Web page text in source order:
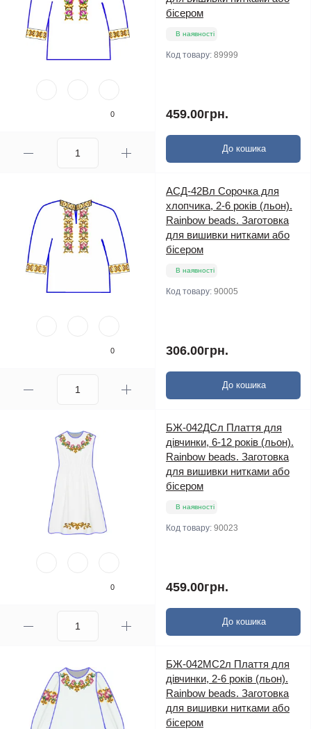
0
бісером
В наявності
Код товару: 89999
459.00грн.
До кошика
0
АСД-42Вл Сорочка для
хлопчика, 2-6 років (льон).
Rainbow beads. Заготовка
для вишивки нитками або
бісером
В наявності
Код товару: 90005
306.00грн.
До кошика
0
БЖ-042ДСл Плаття для
дівчинки, 6-12 років (льон).
Rainbow beads. Заготовка
для вишивки нитками або
бісером
В наявності
Код товару: 90023
459.00грн.
До кошика
БЖ-042МС2л Плаття для
дівчинки, 2-6 років (льон).
Rainbow beads. Заготовка
для вишивки нитками або
бісером